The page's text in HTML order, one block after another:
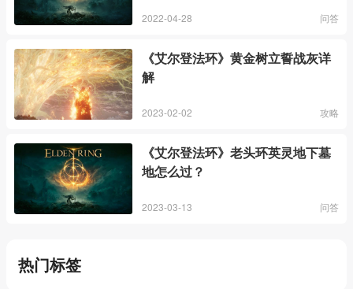
2022-04-28 问答
《艾尔登法环》黄金树立誓战灰详
解
2023-02-02 攻略
《艾尔登法环》老头环英灵地下墓
地怎么过？
2023-03-13 问答
热门标签